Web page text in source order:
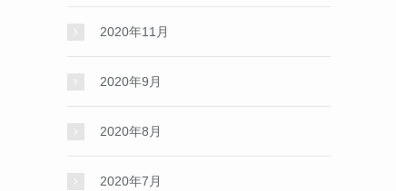
2020年11月
2020年9月
2020年8月
2020年7月